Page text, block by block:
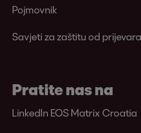
Pojmovnik
Savjeti za zaštitu od prijevara
Pratite nas na
LinkedIn EOS Matrix Croatia